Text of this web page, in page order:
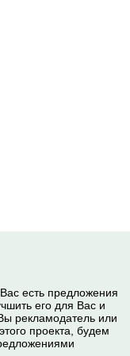
есть предложения
его для Вас и
рекламодатель или
проекта, будем